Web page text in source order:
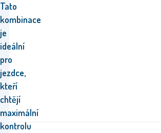
Tato
kombinace
je
ideální
pro
jezdce,
kteří
chtějí
maximální
kontrolu